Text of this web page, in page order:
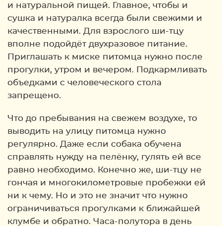
и натуральной пищей. Главное, чтобы и
сушка и натуралка всегда были свежими и
качественными. Для взрослого ши-тцу
вполне подойдёт двухразовое питание.
Приглашать к миске питомца нужно после
прогулки, утром и вечером. Подкармливать
объедками с человеческого стола
запрещено.
Что до пребывания на свежем воздухе, то
выводить на улицу питомца нужно
регулярно. Даже если собака обучена
справлять нужду на пелёнку, гулять ей все
равно необходимо. Конечно же, ши-тцу не
гончая и многокилометровые пробежки ей
ни к чему. Но и это не значит что нужно
ограничиваться прогулками к ближайшей
клумбе и обратно. Часа-полутора в день